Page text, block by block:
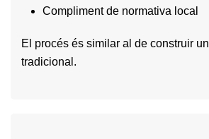
Compliment de normativa local
El procés és similar al de construir
tradicional.